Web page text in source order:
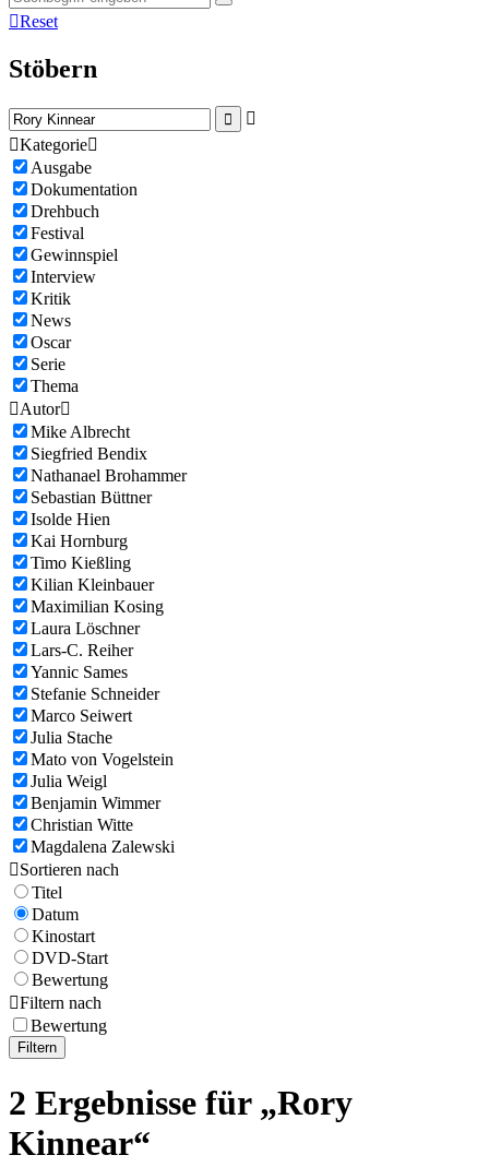
Reset
Stöbern


Kategorie
Ausgabe
Dokumentation
Drehbuch
Festival
Gewinnspiel
Interview
Kritik
News
Oscar
Serie
Thema
Autor
Mike Albrecht
Siegfried Bendix
Nathanael Brohammer
Sebastian Büttner
Isolde Hien
Kai Hornburg
Timo Kießling
Kilian Kleinbauer
Maximilian Kosing
Laura Löschner
Lars-C. Reiher
Yannic Sames
Stefanie Schneider
Marco Seiwert
Julia Stache
Mato von Vogelstein
Julia Weigl
Benjamin Wimmer
Christian Witte
Magdalena Zalewski
Sortieren nach
Titel
Datum
Kinostart
DVD-Start
Bewertung
Filtern nach
Bewertung
Filtern
2 Ergebnisse für „Rory
Kinnear“